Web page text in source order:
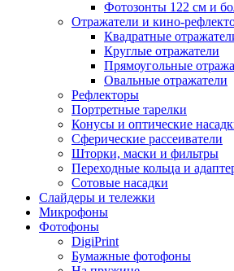
Фотозонты 122 см и
Отражатели и кино-
Квадратные
Круглые отражатели
Прямоугольные
Овальные отражатели
Рефлекторы
Портретные тарелки
Конусы и оптические
Сферические рассеиватели
Шторки, маски и фильтры
Переходные кольца и
Сотовые насадки
Слайдеры и тележки
Микрофоны
Фотофоны
DigiPrint
Бумажные фотофоны